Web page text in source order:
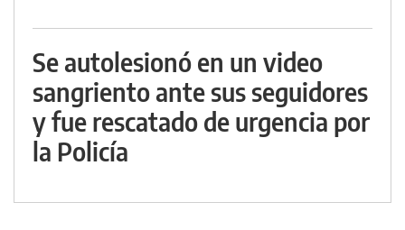
Se autolesionó en un video
sangriento ante sus seguidores
y fue rescatado de urgencia por
la Policía